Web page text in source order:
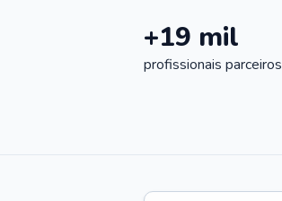
+19 mil
profissionais parceiros